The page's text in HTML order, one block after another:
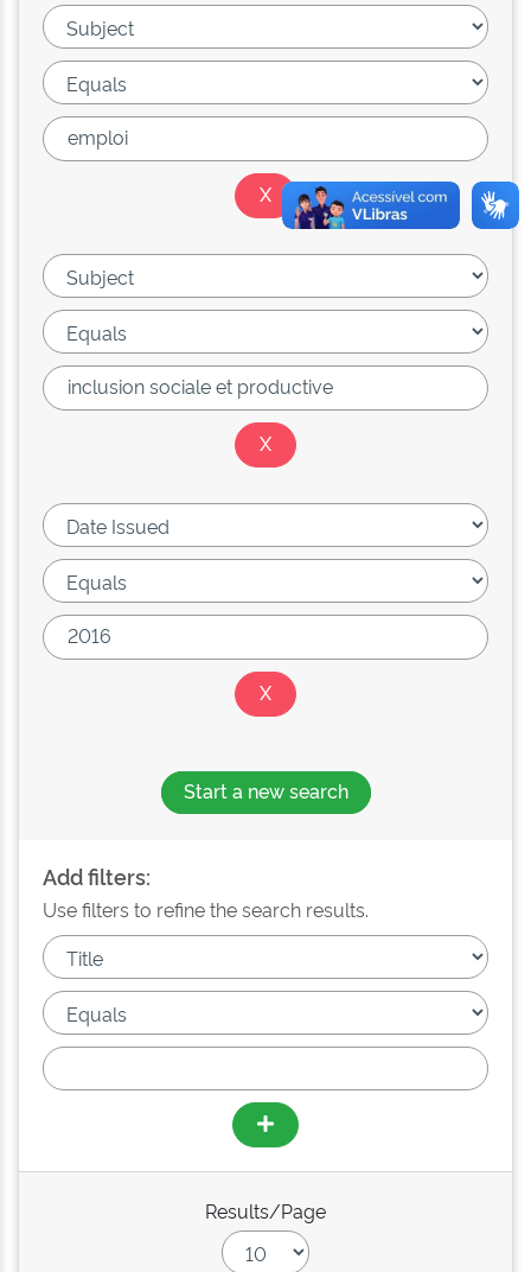
Start a new search
Add filters:
Use filters to refine the search results.
Results/Page